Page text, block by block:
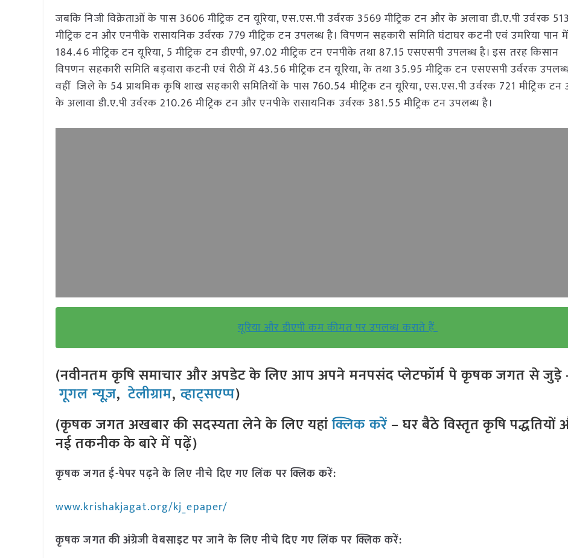
जबकि निजी विक्रेताओं के पास 3606 मीट्रिक टन यूरिया, एस.एस.पी उर्वरक 3569 मीट्रिक टन और के अलावा डी.ए.पी उर्वरक 513
मीट्रिक टन और एनपीके रासायनिक उर्वरक 779 मीट्रिक टन उपलब्ध है। विपणन सहकारी समिति घंटाघर कटनी एवं उमरिया पान में
184.46 मीट्रिक टन यूरिया, 5 मीट्रिक टन डीएपी, 97.02 मीट्रिक टन एनपीके तथा 87.15 एसएसपी उपलब्ध है। इस तरह किसान
विपणन सहकारी समिति बड़वारा कटनी एवं रीठी में 43.56 मीट्रिक टन यूरिया, के तथा 35.95 मीट्रिक टन एसएसपी उर्वरक
वहीं जिले के 54 प्राथमिक कृषि शाख सहकारी समितियों के पास 760.54 मीट्रिक टन यूरिया, एस.एस.पी उर्वरक 721 मीट्रिक
के अलावा डी.ए.पी उर्वरक 210.26 मीट्रिक टन और एनपीके रासायनिक उर्वरक 381.55 मीट्रिक टन उपलब्ध है।
यूरिया और डीएपी कम कीमत पर उपलब्ध कराते हैं
(नवीनतम कृषि समाचार और अपडेट के लिए आप अपने मनपसंद प्लेटफॉर्म पे कृषक जगत से जुड़े
गूगल न्यूज़,टेलीग्राम,व्हाट्सएप्प)
(कृषक जगत अखबार की सदस्यता लेने के लिए यहांक्लिक करें– घर बैठे विस्तृत कृषि पद्धतियों
नई तकनीक के बारे में पढ़ें)
कृषक जगत ई-पेपर पढ़ने के लिए नीचे दिए गए लिंक पर क्लिक करें:
www.krishakjagat.org/kj_epaper/
कृषक जगत की अंग्रेजी वेबसाइट पर जाने के लिए नीचे दिए गए लिंक पर क्लिक करें: